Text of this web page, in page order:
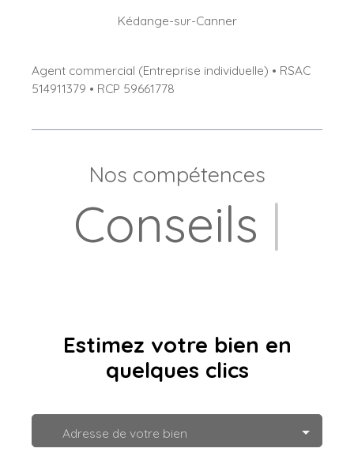
Kédange-sur-Canner
Agent commercial (Entreprise individuelle) • RSAC
514911379 • RCP 59661778
Nos compétences
Locat|
Estimez votre bien en
quelques clics
Adresse de votre bien